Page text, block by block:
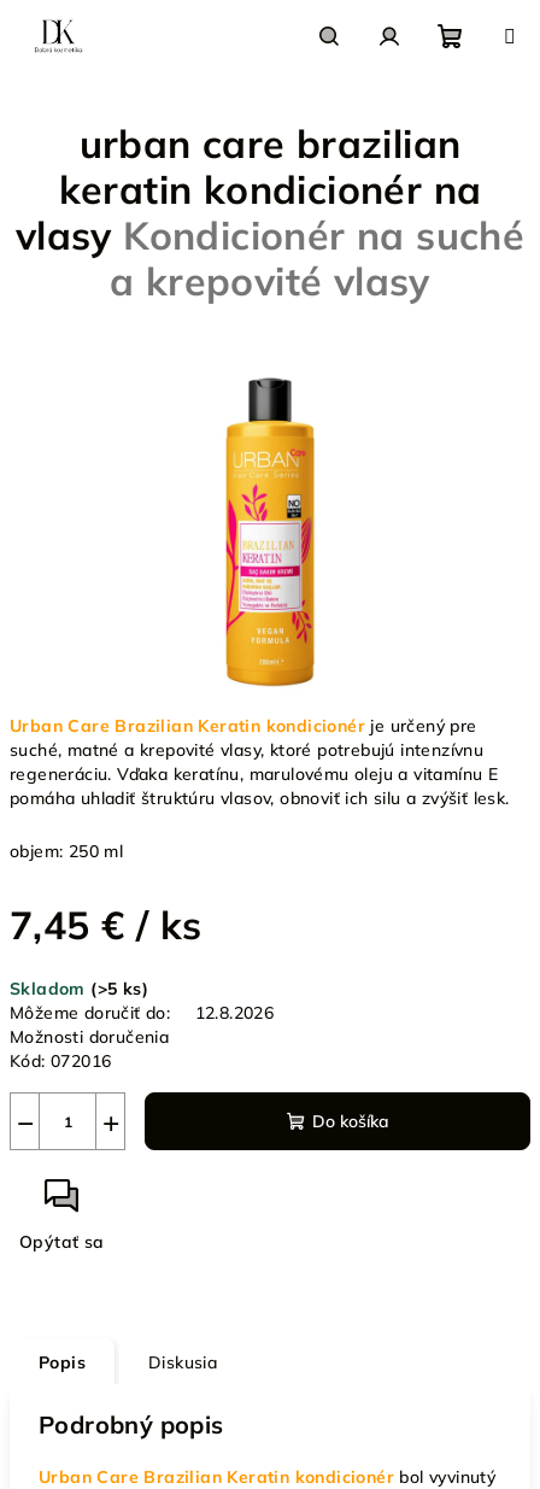
obsah
košík
Urban Care Brazilian Keratin kondicionér je určený pre
suché, matné a krepovité vlasy, ktoré potrebujú intenzívnu
regeneráciu. Vďaka keratínu, marulovému oleju a vitamínu E
pomáha uhladiť štruktúru vlasov, obnoviť ich silu a zvýšiť lesk.
objem: 250 ml
7,45 € / ks
cena:
Skladom (>5 ks)
Môžeme doručiť do:
12.8.2026
Možnosti doručenia
Kód: 072016
+
− Do košíka
Opýtať sa
urban care brazilian
keratin kondicionér na
vlasy Kondicionér na suché
a krepovité vlasy
Popis Diskusia
Podrobný popis
Urban Care Brazilian Keratin kondicionér bol vyvinutý